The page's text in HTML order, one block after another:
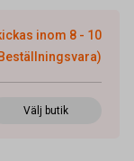
inom 8 - 10
Välj butik